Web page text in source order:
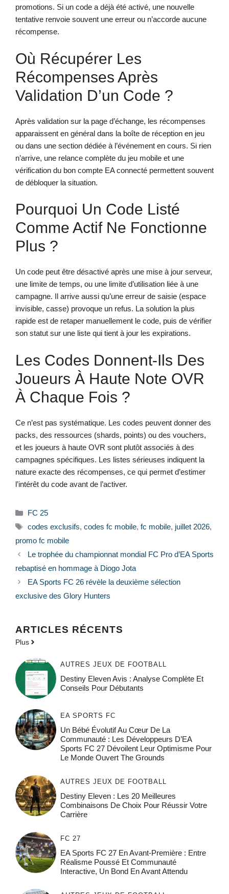
promotions. Si un code a déjà été activé, une nouvelle
tentative renvoie souvent une erreur ou n’accorde aucune
récompense.
Où Récupérer Les
Récompenses Après
Validation D’un Code ?
Après validation sur la page d’échange, les récompenses
apparaissent en général dans la boîte de réception en jeu
ou dans une section dédiée à l’événement en cours. Si rien
n’arrive, une relance complète du jeu mobile et une
vérification du bon compte EA connecté permettent souvent
de débloquer la situation.
Pourquoi Un Code Listé
Comme Actif Ne Fonctionne
Plus ?
Un code peut être désactivé après une mise à jour serveur,
une limite de temps, ou une limite d’utilisation liée à une
campagne. Il arrive aussi qu’une erreur de saisie (espace
invisible, casse) provoque un refus. La solution la plus
rapide est de retaper manuellement le code, puis de vérifier
son statut sur une liste qui tient à jour les expirations.
Les Codes Donnent-Ils Des
Joueurs À Haute Note OVR
À Chaque Fois ?
Ce n’est pas systématique. Les codes peuvent donner des
packs, des ressources (shards, points) ou des vouchers,
et les joueurs à haute OVR sont plutôt associés à des
campagnes spécifiques. Les listes sérieuses indiquent la
nature exacte des récompenses, ce qui permet d’estimer
l’intérêt du code avant de l’activer.
Catégories
FC 25
Étiquettes
codes exclusifs, codes fc mobile, fc mobile, juillet 2026,
promo fc mobile
Le trophée du championnat mondial FC Pro d’EA Sports
rebaptisé en hommage à Diogo Jota
EA Sports FC 26 révèle la deuxième sélection
exclusive des Glory Hunters
ARTICLES RÉCENTS
Plus
AUTRES JEUX DE FOOTBALL
Destiny Eleven Avis : Analyse Complète Et
Conseils Pour Débutants
EA SPORTS FC
Un Bébé Évolutif Au Cœur De La
Communauté : Les Développeurs D’EA
Sports FC 27 Dévoilent Leur Optimisme Pour
Le Monde Ouvert The Grounds
AUTRES JEUX DE FOOTBALL
Destiny Eleven : Les 20 Meilleures
Combinaisons De Choix Pour Réussir Votre
Carrière
FC 27
EA Sports FC 27 En Avant-Première : Entre
Réalisme Poussé Et Communauté
Interactive, Un Bond En Avant Attendu